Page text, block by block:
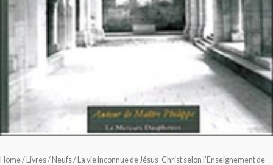
Home/ Livres/ Neufs/ La vie inconnue de Jésus-Christ selon l’Enseignement de